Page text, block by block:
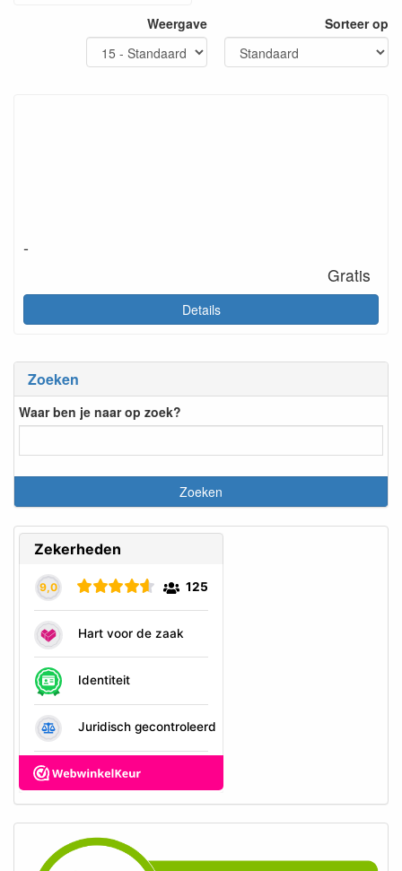
Zoeken
Waar ben je naar op zoek?
Weergave
Sorteer op
-
Gratis
Details